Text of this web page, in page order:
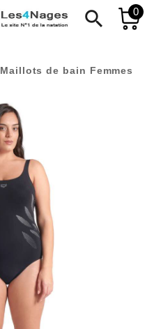
search 0
Maillots de bain Femmes